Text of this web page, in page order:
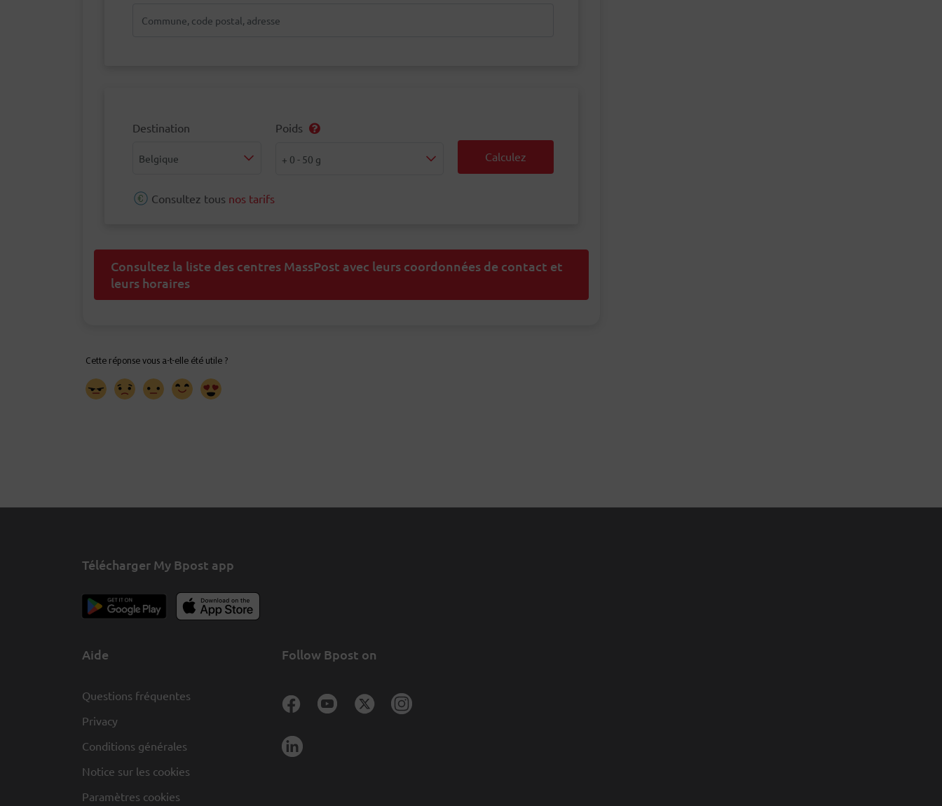
Destination
Belgique
Poids
+ 0 - 50 g Calculez
Consultez tous nos tarifs
Consultez la liste des centres MassPost avec leurs coordonnées de contact et
leurs horaires
Télécharger My Bpost app
Aide
Questions fréquentes
Privacy
Conditions générales
Notice sur les cookies
Paramètres cookies
Follow Bpost on